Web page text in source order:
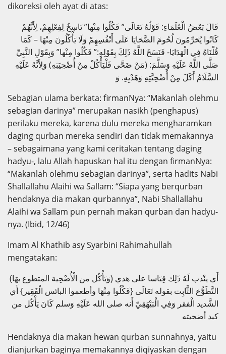
dikoreksi oleh ayat di atas:
قَالَ بَعْضُ الْعُلَمَاءِ: قَوْلُهُ تَعَالَى” فَكُلُوا مِنْها” نَاسِخٌ لِفِعْلِهِمْ، لِأَنَّهُمْ
كَانُوا يُحَرِّمُونَ لُحُومَ الضَّحَايَا عَلَى أَنْفُسِهِمْ وَلَا يَأْكُلُونَ مِنْهَا – كَمَا
قُلْنَاهُ فِي الْهَدَايَا- فَنَسَخَ اللَّهُ ذَلِكَ بِقَوْلِهِ:” فَكُلُوا مِنْها” وَبِقَوْلِ النَّبِيِّ
صَلَّى اللَّهُ عَلَيْهِ وَسَلَّمَ: (مَنْ ضَحَّى فَلْيَأْكُلْ مِنْ أُضْحِيَتِهِ) وَلِأَنَّهُ عَلَيْهِ
السَّلَامُ أَكَلَ مِنْ أُضْحِيَّتِهِ وَهَدْيِهِ. وَ
Sebagian ulama berkata: firmanNya: “Makanlah olehmu
sebagian darinya” merupakan nasikh (penghapus)
perilaku mereka, karena dulu mereka mengharamkan
daging qurban mereka sendiri dan tidak memakannya
– sebagaimana yang kami ceritakan tentang daging
hadyu-, lalu Allah hapuskan hal itu dengan firmanNya:
“Makanlah olehmu sebagian darinya”, serta hadits Nabi
Shallallahu Alaihi wa Sallam: “Siapa yang berqurban
hendaknya dia makan qurbannya”, Nabi Shallallahu
Alaihi wa Sallam pun pernah makan qurban dan hadyu-
nya. (Ibid, 12/46)
Imam Al Khathib asy Syarbini Rahimahullah
mengatakan:
(وَيَأْكُل من الْأُضْحِية المتطوع بهَا) أَي ينْدب لَهُ ذَلِك قِيَاسا على هدي
التَّطَوُّع الثَّابِت بقوله تَعَالَى {فَكُلُوا مِنْهَا وأطعموا البائس الْفَقِير} أَي
الشَّديد الْفقر وَفِي الْبَيْهَقِيّ أَنه صلى الله عَلَيْهِ وَسلم كَانَ يَأْكُل من
كبد أضحيته
Hendaknya dia makan hewan qurban sunnahnya, yaitu
dianjurkan baginya memakannya diqiyaskan dengan